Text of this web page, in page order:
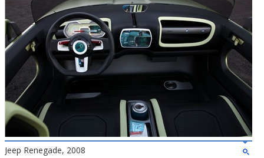
Jeep Renegade, 2008